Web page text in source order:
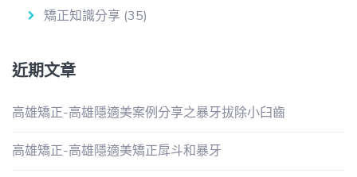
矯正知識分享 (35)
近期文章
高雄矯正-高雄隱適美案例分享之暴牙拔除小臼齒
高雄矯正-高雄隱適美矯正戽斗和暴牙